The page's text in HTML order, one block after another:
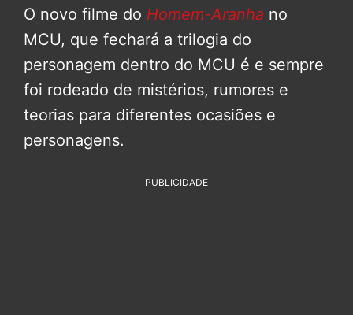
O novo filme do Homem-Aranha no
MCU, que fechará a trilogia do
personagem dentro do MCU é e sempre
foi rodeado de mistérios, rumores e
teorias para diferentes ocasiões e
personagens.
PUBLICIDADE